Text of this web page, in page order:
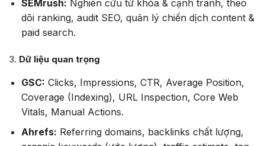
SEMrush: Nghiên cứu từ khóa & cạnh tranh, theo
dõi ranking, audit SEO, quản lý chiến dịch content &
paid search.
3. Dữ liệu quan trọng
GSC: Clicks, Impressions, CTR, Average Position,
Coverage (Indexing), URL Inspection, Core Web
Vitals, Manual Actions.
Ahrefs: Referring domains, backlinks chất lượng,